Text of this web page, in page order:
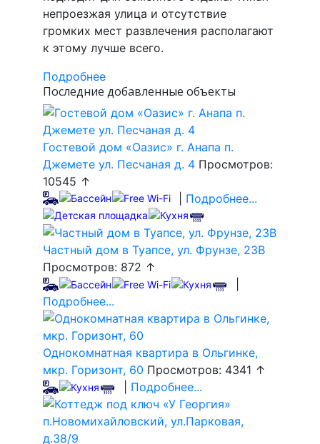
непроезжая улица и отсутствие
громких мест развлечения располагают
к этому лучше всего.
Подробнее
Последние добавленные объекты
Гостевой дом «Оазис» г. Анапа п.
Джемете ул. Песчаная д. 4 Просмотров:
10545 ↑
Подробнее...
Частный дом в Туапсе, ул. Фрунзе, 23В
Просмотров: 872 ↑
Подробнее...
Однокомнатная квартира в Ольгинке,
мкр. Горизонт, 60 Просмотров: 4341 ↑
Подробнее...